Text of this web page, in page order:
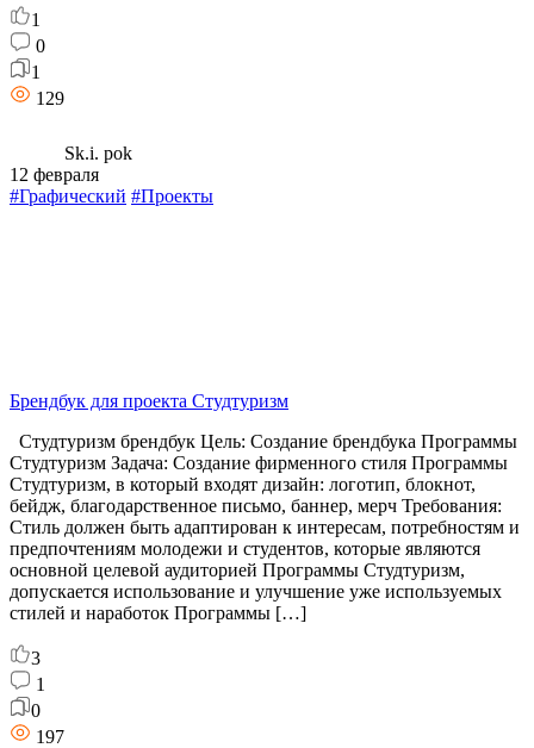
1
0
1
129
Sk.i. pok
12 февраля
#Графический #Проекты
Брендбук для проекта Студтуризм
Студтуризм брендбук Цель: Создание брендбука Программы
Студтуризм Задача: Создание фирменного стиля Программы
Студтуризм, в который входят дизайн: логотип, блокнот,
бейдж, благодарственное письмо, баннер, мерч Требования:
Стиль должен быть адаптирован к интересам, потребностям и
предпочтениям молодежи и студентов, которые являются
основной целевой аудиторией Программы Студтуризм,
допускается использование и улучшение уже используемых
стилей и наработок Программы […]
3
1
0
197